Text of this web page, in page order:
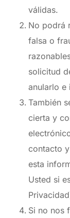
válidas.
No podrá
falsa o
solicitud
anularlo e
También
cierta y
contacto
esta
Usted si
Si no nos